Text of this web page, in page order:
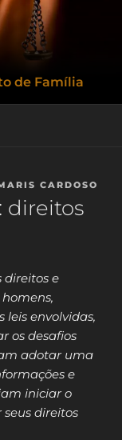
de Família
CARDOSO
direitos
direitos e
leis envolvidas,
os desafios
adotar uma
e
iniciar o
seus direitos